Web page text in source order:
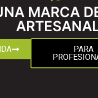
MARCA
PARA